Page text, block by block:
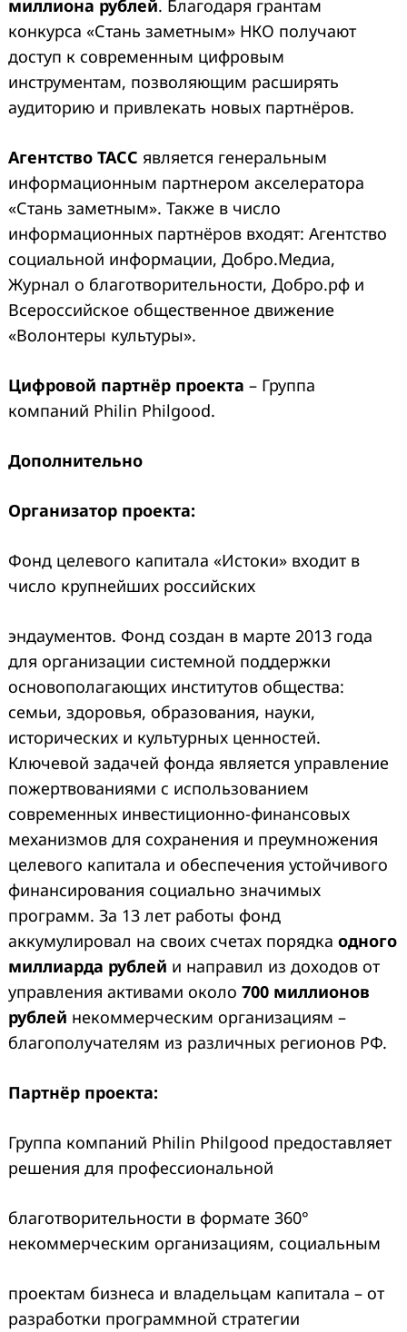
миллиона рублей. Благодаря грантам
конкурса «Стань заметным» НКО получают
доступ к современным цифровым
инструментам, позволяющим расширять
аудиторию и привлекать новых партнёров.
Агентство ТАСС является генеральным
информационным партнером акселератора
«Стань заметным». Также в число
информационных партнёров входят: Агентство
социальной информации, Добро.Медиа,
Журнал о благотворительности, Добро.рф и
Всероссийское общественное движение
«Волонтеры культуры».
Цифровой партнёр проекта – Группа
компаний Philin Philgood.
Дополнительно
Организатор проекта:
Фонд целевого капитала «Истоки» входит в
число крупнейших российских
эндаументов. Фонд создан в марте 2013 года
для организации системной поддержки
основополагающих институтов общества:
семьи, здоровья, образования, науки,
исторических и культурных ценностей.
Ключевой задачей фонда является управление
пожертвованиями с использованием
современных инвестиционно-финансовых
механизмов для сохранения и преумножения
целевого капитала и обеспечения устойчивого
финансирования социально значимых
программ. За 13 лет работы фонд
аккумулировал на своих счетах порядка одного
миллиарда рублей и направил из доходов от
управления активами около 700 миллионов
рублей некоммерческим организациям –
благополучателям из различных регионов РФ.
Партнёр проекта:
Группа компаний Philin Philgood предоставляет
решения для профессиональной
благотворительности в формате 360°
некоммерческим организациям, социальным
проектам бизнеса и владельцам капитала – от
разработки программной стратегии
Search
for: